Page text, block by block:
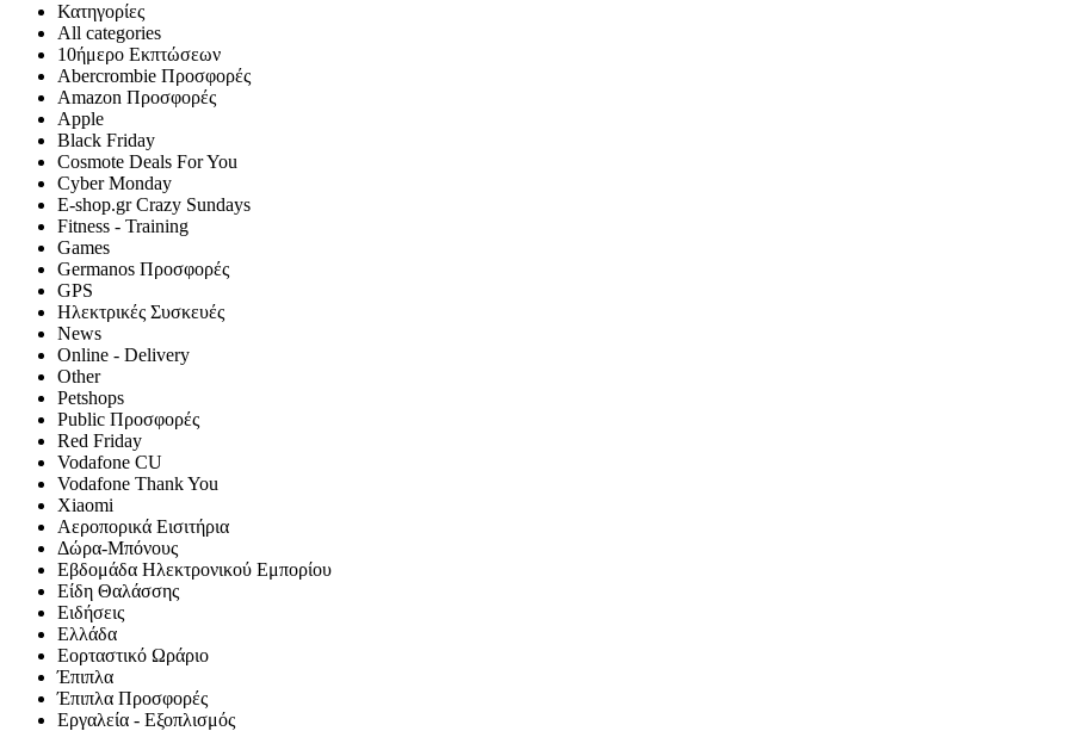
Κατηγορίες
All categories
10ήμερο Εκπτώσεων
Abercrombie Προσφορές
Amazon Προσφορές
Apple
Black Friday
Cosmote Deals For You
Cyber Monday
E-shop.gr Crazy Sundays
Fitness - Training
Games
Germanos Προσφορές
GPS
Hλεκτρικές Συσκευές
News
Online - Delivery
Other
Petshops
Public Προσφορές
Red Friday
Vodafone CU
Vodafone Thank You
Xiaomi
Αεροπορικά Εισιτήρια
Δώρα-Μπόνους
Εβδομάδα Ηλεκτρονικού Εμπορίου
Είδη Θαλάσσης
Ειδήσεις
Ελλάδα
Εορταστικό Ωράριο
Έπιπλα
Έπιπλα Προσφορές
Εργαλεία - Εξοπλισμός